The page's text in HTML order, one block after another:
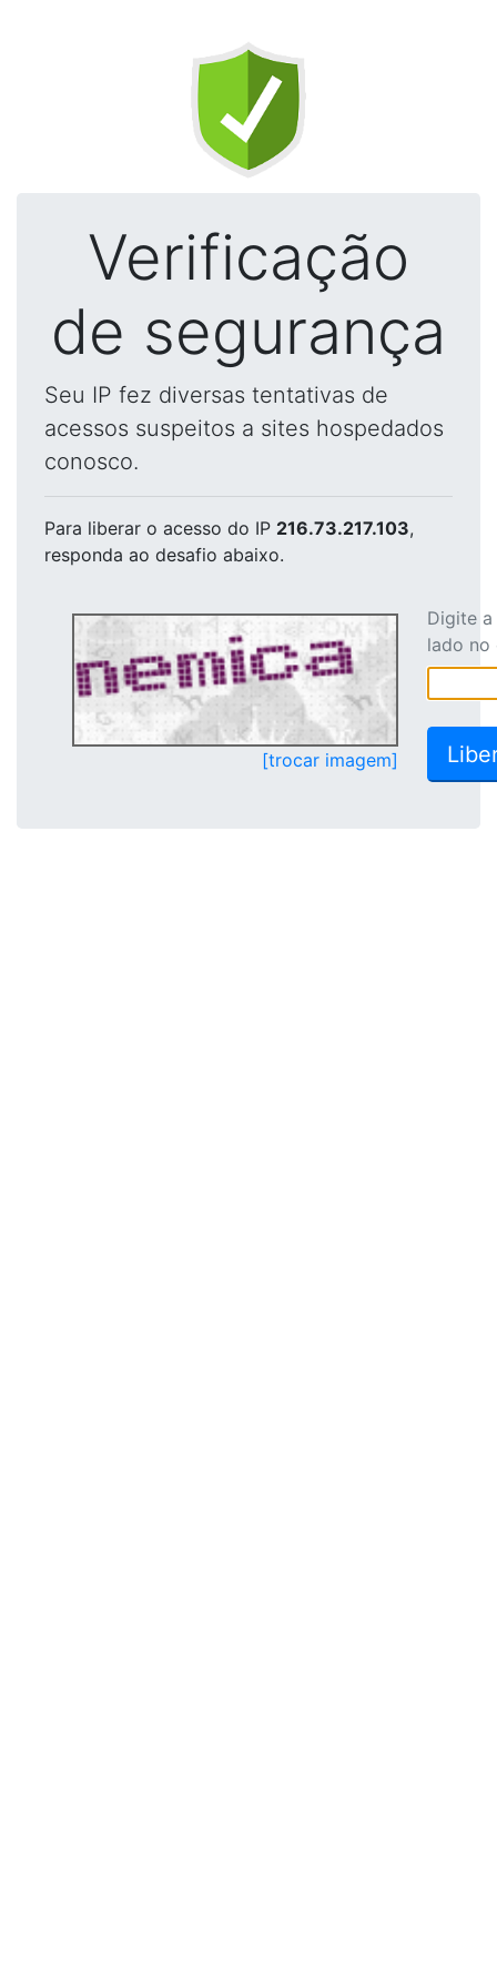
Verificação
de segurança
Seu IP fez diversas tentativas de
acessos suspeitos a sites hospedados
conosco.
Para liberar o acesso do IP 216.73.217.103,
responda ao desafio abaixo.
[trocar imagem]
Digite
lado no